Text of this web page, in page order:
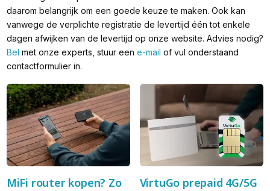
daarom belangrijk om een goede keuze te maken. Ook kan
vanwege de verplichte registratie de levertijd één tot enkele
dagen afwijken van de levertijd op onze website. Advies nodig?
Bel met onze experts, stuur een e-mail of vul onderstaand
contactformulier in.
MiFi router kopen? Zo
VirtuGo prepaid 4G/5G